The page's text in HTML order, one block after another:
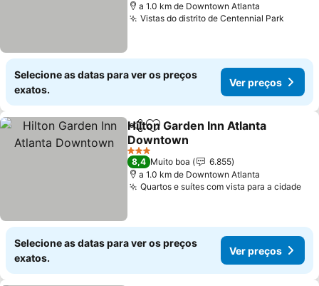
a 1.0 km de Downtown Atlanta
Vistas do distrito de Centennial Park
Selecione as datas para ver os preços
exatos.
Ver preços
PartilharAdicionar aos favoritos
Hilton Garden Inn Atlanta
Downtown
Ver preços
3 Estrelas
8,4 Muito boa
6.855
a 1.0 km de Downtown Atlanta
Quartos e suítes com vista para a cidade
Selecione as datas para ver os preços
exatos.
Ver preços